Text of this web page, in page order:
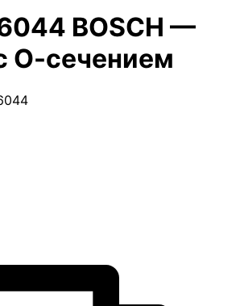
BOSCH —
О-сечением